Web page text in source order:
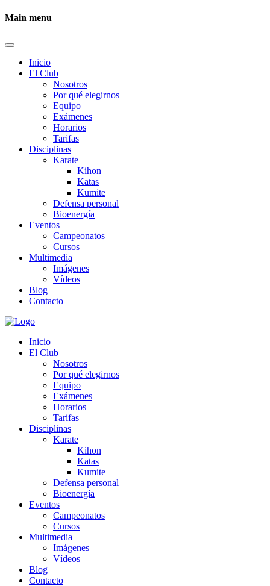
Main menu
Inicio
El Club
Nosotros
Por qué elegirnos
Equipo
Exámenes
Horarios
Tarifas
Disciplinas
Karate
Kihon
Katas
Kumite
Defensa personal
Bioenergía
Eventos
Campeonatos
Cursos
Multimedia
Imágenes
Vídeos
Blog
Contacto
Inicio
El Club
Nosotros
Por qué elegirnos
Equipo
Exámenes
Horarios
Tarifas
Disciplinas
Karate
Kihon
Katas
Kumite
Defensa personal
Bioenergía
Eventos
Campeonatos
Cursos
Multimedia
Imágenes
Vídeos
Blog
Contacto